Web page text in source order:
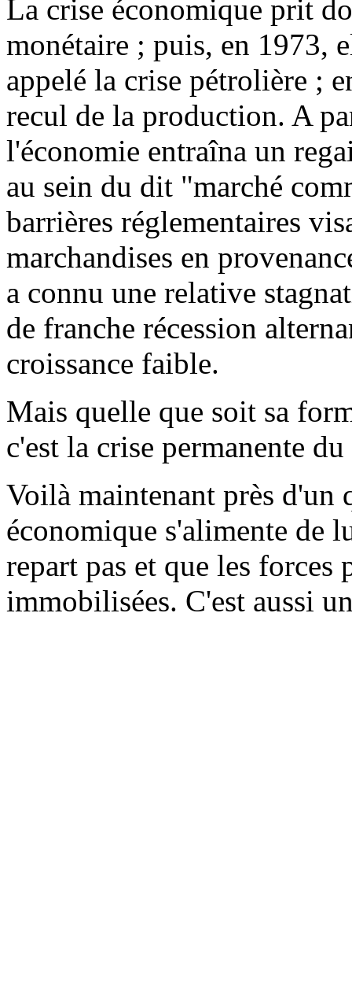
La crise économique prit
monétaire ; puis, en 1973,
appelé la crise pétrolière ;
recul de la production. A
l'économie entraîna un
au sein du dit "marché
barrières réglementaires
marchandises en
a connu une relative
de franche récession
croissance faible.
Mais quelle que soit sa
c'est la crise permanente
Voilà maintenant près d'un
économique s'alimente de
repart pas et que les forces
immobilisées. C'est aussi